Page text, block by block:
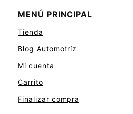
MENÚ PRINCIPAL
Tienda
Blog Automotríz
Mi cuenta
Carrito
Finalizar compra